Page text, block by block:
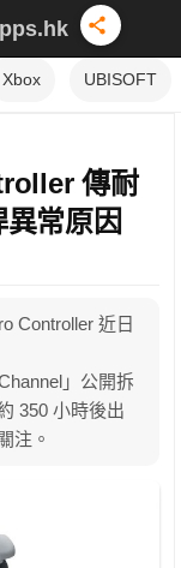
Xbox UBISOFT
傳耐
常原因
Controller 近日
」公開拆
350 小時後出
注。